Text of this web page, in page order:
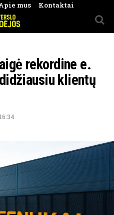
mus Kontaktai
rekordine e.
klientų